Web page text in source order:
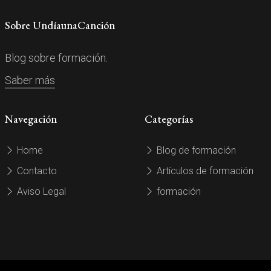
Sobre UndíaunaCanción
Blog sobre formación.
Saber más
Navegación
Home
Contacto
Aviso Legal
Categorías
Blog de formación
Artículos de formación
formación